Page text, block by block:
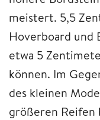
meistert. 5,5
Hoverboard und
etwa 5
können. Im
des kleinen
größeren Reifen